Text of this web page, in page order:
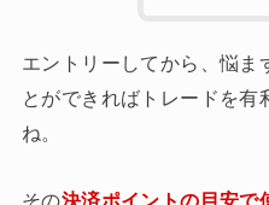
エントリーしてから、悩ま
とができればトレードを有
ね。
その決済ポイントの目安で